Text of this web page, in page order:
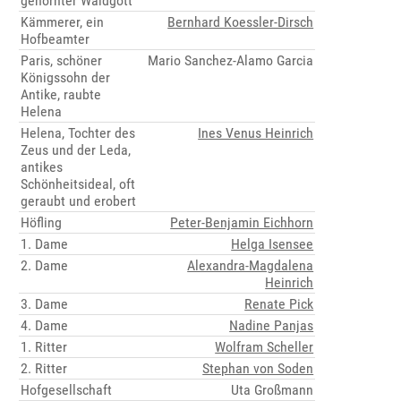
Kämmerer, ein
Hofbeamter
Bernhard Koessler-Dirsch
Paris, schöner
Königssohn der
Antike, raubte
Helena
Mario Sanchez-Alamo Garcia
Helena, Tochter des
Zeus und der Leda,
antikes
Schönheitsideal, oft
geraubt und erobert
Ines Venus Heinrich
Höfling
Peter-Benjamin Eichhorn
1. Dame
Helga Isensee
2. Dame
Alexandra-Magdalena
Heinrich
3. Dame
Renate Pick
4. Dame
Nadine Panjas
1. Ritter
Wolfram Scheller
2. Ritter
Stephan von Soden
Hofgesellschaft
Uta Großmann